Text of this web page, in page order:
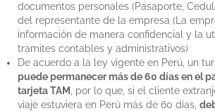
documentos personales (Pasaporte,
del representante de la empresa (La
información de manera confidencial y la
tramites contables y administrativos)
De acuerdo a la ley vigente en Perú, un
puede permanecer más de 60 días en el
tarjeta TAM
, por lo que, si el cliente
viaje estuviera en Perú más de 60 días,